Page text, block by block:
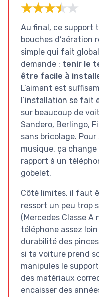
★★★★★
★★★★★
Au final, ce support
bouches d’aération
simple qui fait
demande : tenir le
être facile à
L’aimant est
l’installation se fait
sur beaucoup de
Sandero, Berlingo,
sans bricolage.
musique, ça
rapport à un
gobelet.
Côté limites, il faut
ressort un peu trop
(Mercedes Classe
téléphone assez
durabilité des
si ta voiture prend
manipules le
des matériaux
encaisser des